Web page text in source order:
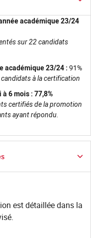
académique 23/24
sur 22 candidats
académique 23/24 : 91%
à la certification
6 mois : 77,8%
certifiés de la promotion
ayant répondu.
est détaillée dans la